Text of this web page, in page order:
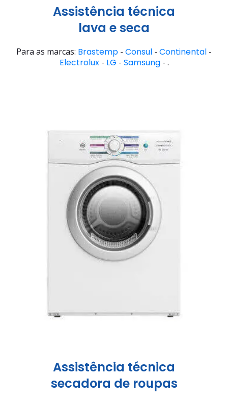
Assistência técnica
lava e seca
Para as marcas: Brastemp - Consul - Continental -
Electrolux- LG - Samsung- .
Assistência técnica
secadora de roupas